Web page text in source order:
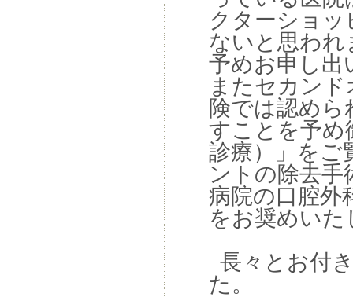
クターショ
ないと思われ
予めお申し出
またセカン
険では認め
すことを予め
診療）」をご
ントの除去手
病院の口腔外
をお奨めい
長々とお付
た。